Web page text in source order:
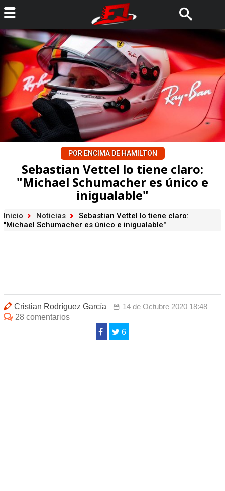
POR ENCIMA DE HAMILTON
Sebastian Vettel lo tiene claro:
"Michael Schumacher es único e
inigualable"
Inicio Noticias
Sebastian Vettel lo tiene claro:
"Michael Schumacher es único e inigualable"
Cristian Rodríguez García
14 de Octubre 2020 18:48
28 comentarios
6